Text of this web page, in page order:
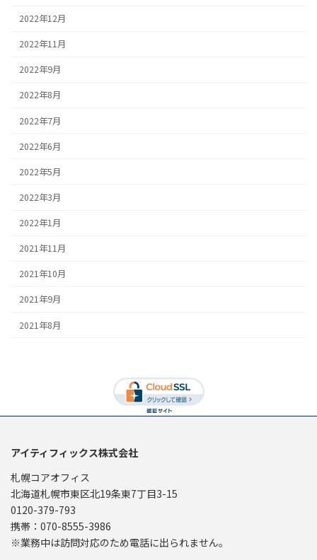
2022年12月
2022年11月
2022年9月
2022年8月
2022年7月
2022年6月
2022年5月
2022年3月
2022年1月
2021年11月
2021年10月
2021年9月
2021年8月
アイティフィックス株式会社
札幌コアオフィス
北海道札幌市東区北19条東7丁目3-15
0120-379-793
携帯：070-8555-3986
※業務中は訪問対応のため電話に出られません。